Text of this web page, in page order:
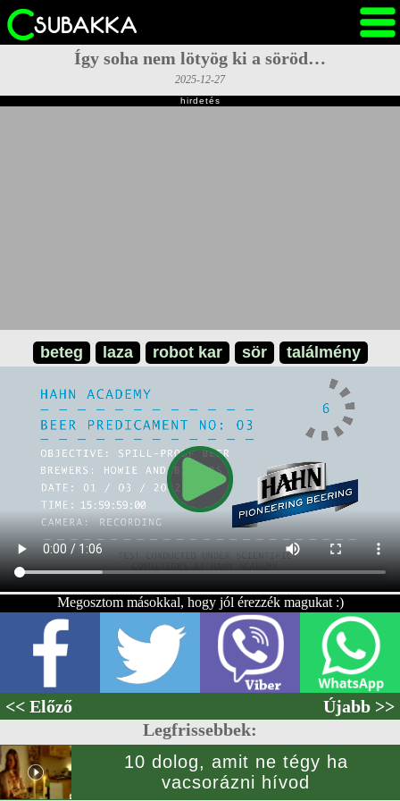
Így soha nem lötyög ki a söröd…
2025-12-27
hirdetés
beteg laza robot kar sör találmény
Megosztom másokkal, hogy jól érezzék magukat :)
<< Előző
Újabb >>
Legfrissebbek:
10 dolog, amit ne tégy ha
vacsorázni hívod